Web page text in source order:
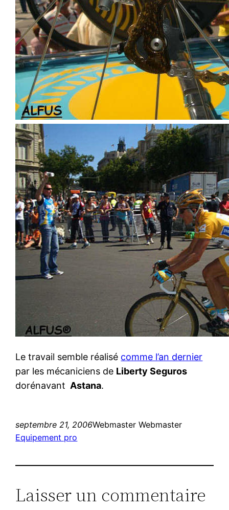
Le travail semble réalisé comme l’an dernier
par les mécaniciens de Liberty Seguros
dorénavant Astana.
septembre 21, 2006Webmaster Webmaster
Equipement pro
Laisser un commentaire